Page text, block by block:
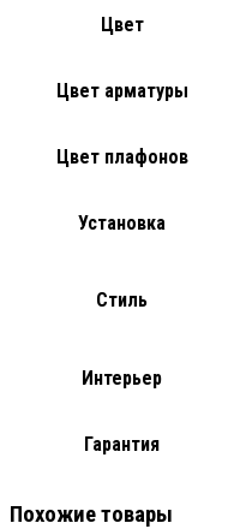
Цвет
Цвет арматуры
Цвет плафонов
Установка
Стиль
Интерьер
Гарантия
Похожие товары